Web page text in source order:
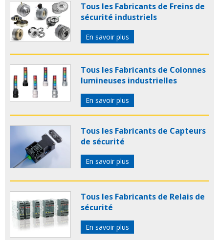
Tous les Fabricants de Freins de
sécurité industriels
En savoir plus
Tous les Fabricants de Colonnes
lumineuses industrielles
En savoir plus
Tous les Fabricants de Capteurs
de sécurité
En savoir plus
Tous les Fabricants de Relais de
sécurité
En savoir plus